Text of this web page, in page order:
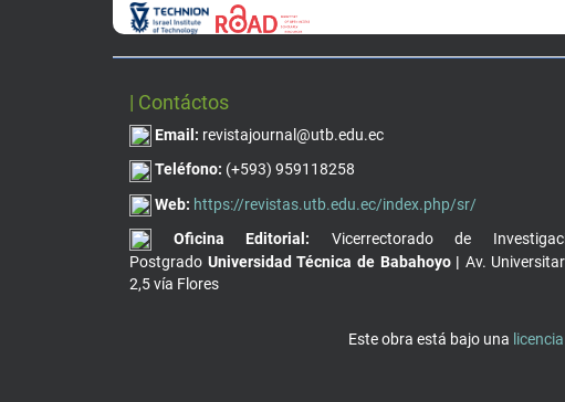
| Contáctos
Email: revistajournal@utb.edu.ec
Teléfono: (+593) 959118258
Web: https://revistas.utb.edu.ec/index.php/sr/
Oficina Editorial: Vicerrectorado de
Postgrado Universidad Técnica de Babahoyo | Av.
2,5 vía Flores
Este obra está bajo una